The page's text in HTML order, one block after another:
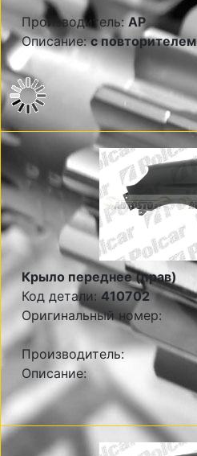
Производитель:AP
Описание:с повторителем
Крыло переднее (прав)
Код детали:410702
Оригинальный номер:
Производитель:
Описание: